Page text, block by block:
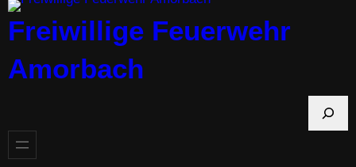
Freiwillige Feuerwehr
Amorbach